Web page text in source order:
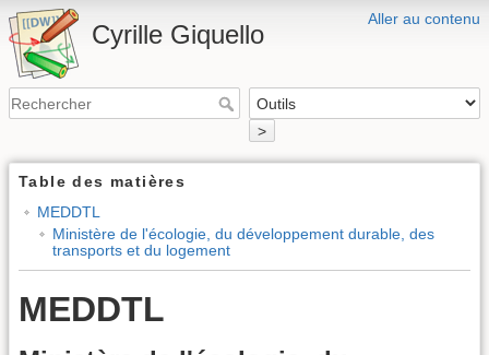
Aller au contenu
Cyrille Giquello
>
Table des matières
MEDDTL
Ministère de l'écologie, du développement durable, des
transports et du logement
MEDDTL